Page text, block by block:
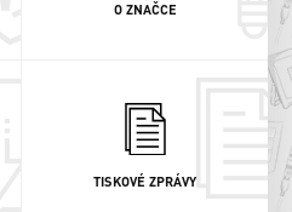
O ZNAČCE
TISKOVÉ ZPRÁVY